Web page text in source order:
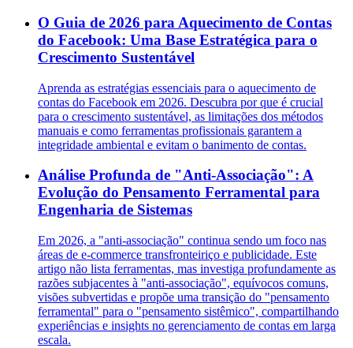
O Guia de 2026 para Aquecimento de Contas
do Facebook: Uma Base Estratégica para o
Crescimento Sustentável
Aprenda as estratégias essenciais para o aquecimento de
contas do Facebook em 2026. Descubra por que é crucial
para o crescimento sustentável, as limitações dos métodos
manuais e como ferramentas profissionais garantem a
integridade ambiental e evitam o banimento de contas.
Análise Profunda de "Anti-Associação": A
Evolução do Pensamento Ferramental para
Engenharia de Sistemas
Em 2026, a "anti-associação" continua sendo um foco nas
áreas de e-commerce transfronteiriço e publicidade. Este
artigo não lista ferramentas, mas investiga profundamente as
razões subjacentes à "anti-associação", equívocos comuns,
visões subvertidas e propõe uma transição do "pensamento
ferramental" para o "pensamento sistêmico", compartilhando
experiências e insights no gerenciamento de contas em larga
escala.